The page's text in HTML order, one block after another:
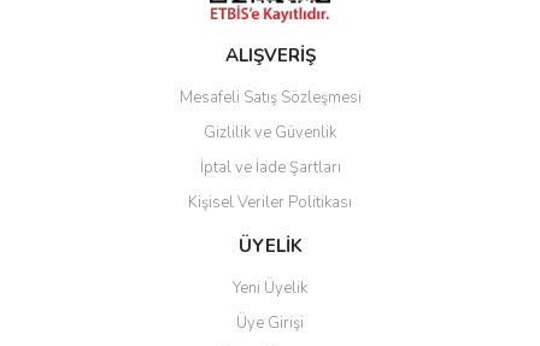
Gönder
ALIŞVERİŞ
Mesafeli Satış Sözleşmesi
Gizlilik ve Güvenlik
İptal ve İade Şartları
Kişisel Veriler Politikası
ÜYELİK
Yeni Üyelik
Üye Girişi